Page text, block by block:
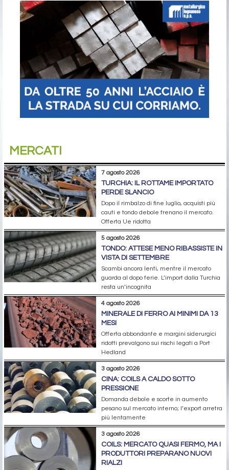
MERCATI
7 agosto 2026
TURCHIA: IL ROTTAME IMPORTATO
PERDE SLANCIO
Dopo il rimbalzo di fine luglio, acquisti più
cauti e tondo debole frenano il mercato.
Offerta Ue ridotta
5 agosto 2026
TONDO: ATTESE MENO RIBASSISTE IN
VISTA DI SETTEMBRE
Scambi ancora lenti, mentre il mercato
guarda al dopo ferie. L’import dalla Turchia
resta un’incognita
4 agosto 2026
MINERALE DI FERRO AI MINIMI DA 13
MESI
Offerta abbondante e margini siderurgici
ridotti prevalgono sui rischi legati a Port
Hedland
3 agosto 2026
CINA: COILS A CALDO SOTTO
PRESSIONE
Domanda debole e scorte in aumento
pesano sul mercato interno; l’export arretra
più lentamente
3 agosto 2026
COILS: MERCATO QUASI FERMO, MA I
PRODUTTORI PREPARANO NUOVI
RIALZI